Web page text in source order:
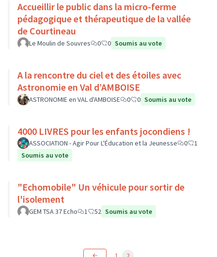
Accueillir le public dans la micro-ferme
pédagogique et thérapeutique de la vallée
de Courtineau
Le Moulin de Souvres 0 0 Soumis au vote
A la rencontre du ciel et des étoiles avec
Astronomie en Val d’AMBOISE
ASTRONOMIE en VAL d'AMBOISE 0 0 Soumis au vote
4000 LIVRES pour les enfants jocondiens !
ASSOCIATION - Agir Pour L'Éducation et la Jeunesse 0
1
Soumis au vote
"Echomobile" Un véhicule pour sortir de
l'isolement
GEM TSA 37 Echo 1 52 Soumis au vote